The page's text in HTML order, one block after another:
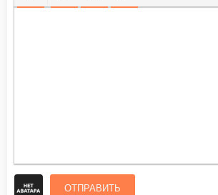
ВСТАВИТЬ СМАЙЛИК
ВСТАВКА СКРЫТОГО ТЕКСТА
ВСТАВКА ЦИТАТЫ
ВСТАВКА СПОЙЛЕРА
ОТПРАВИТЬ